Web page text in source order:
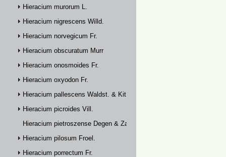
Hieracium murorum L.
Hieracium nigrescens Willd.
Hieracium norvegicum Fr.
Hieracium obscuratum Murr
Hieracium onosmoides Fr.
Hieracium oxyodon Fr.
Hieracium pallescens Waldst. & Kit.
Hieracium picroides Vill.
Hieracium pietroszense Degen & Zahn
Hieracium pilosum Froel.
Hieracium porrectum Fr.